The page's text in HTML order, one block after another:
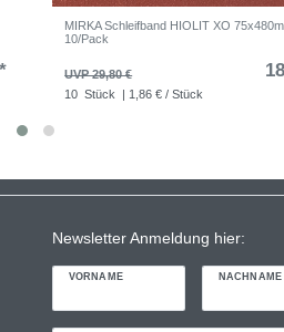
MIRKA Schleifband HIOLIT XO
10/Pack
UVP 29,80 €
10 Stück | 1,86 € / Stück
Newsletter Anmeldung hier:
VORNAME NACHNAME